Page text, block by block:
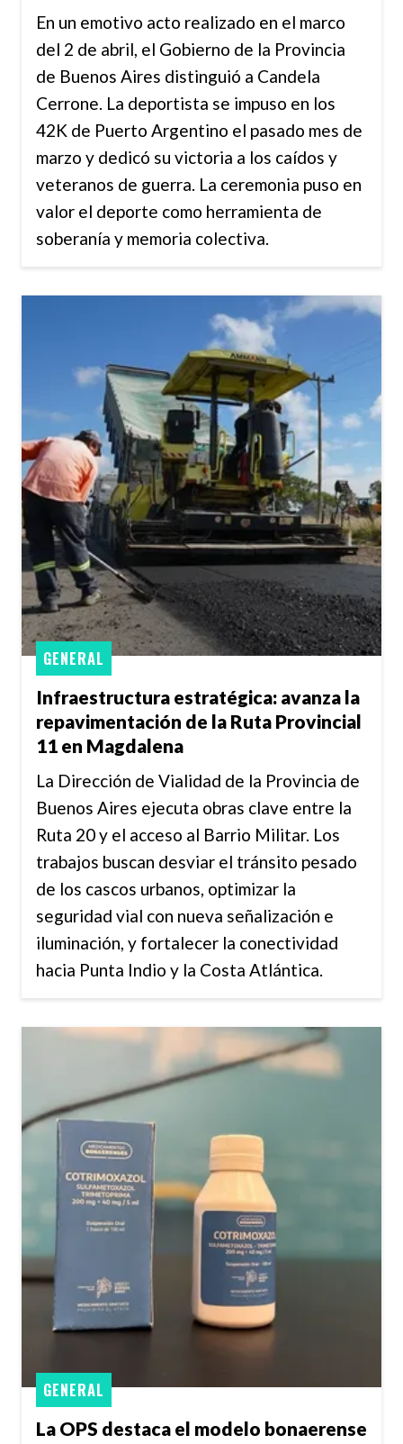
En un emotivo acto realizado en el marco
del 2 de abril, el Gobierno de la Provincia
de Buenos Aires distinguió a Candela
Cerrone. La deportista se impuso en los
42K de Puerto Argentino el pasado mes de
marzo y dedicó su victoria a los caídos y
veteranos de guerra. La ceremonia puso en
valor el deporte como herramienta de
soberanía y memoria colectiva.
Infraestructura estratégica: avanza la
repavimentación de la Ruta Provincial
11 en Magdalena
GENERAL
La Dirección de Vialidad de la Provincia de
Buenos Aires ejecuta obras clave entre la
Ruta 20 y el acceso al Barrio Militar. Los
trabajos buscan desviar el tránsito pesado
de los cascos urbanos, optimizar la
seguridad vial con nueva señalización e
iluminación, y fortalecer la conectividad
hacia Punta Indio y la Costa Atlántica.
La OPS destaca el modelo bonaerense
GENERAL